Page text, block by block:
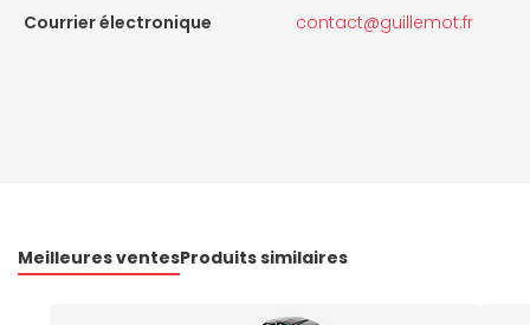
Courrier électronique
contact@guillemot.fr
Meilleures ventesProduits similaires